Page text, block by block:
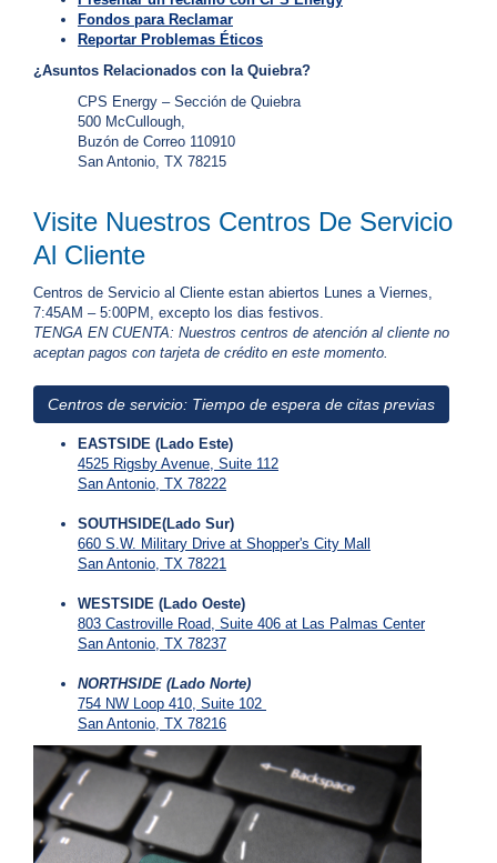
3
Fondos para Reclamar
Reportar Problemas Éticos
¿Asuntos Relacionados con la Quiebra?
CPS Energy – Sección de Quiebra
500 McCullough,
Buzón de Correo 110910
San Antonio, TX 78215
Visite Nuestros Centros De Servicio
Al Cliente
Centros de Servicio al Cliente estan abiertos Lunes a Viernes,
7:45AM – 5:00PM, excepto los dias festivos.
TENGA EN CUENTA: Nuestros centros de atención al cliente no
aceptan pagos con tarjeta de crédito en este momento.
Centros de servicio: Tiempo de espera de citas previas
EASTSIDE (Lado Este)
4525 Rigsby Avenue, Suite 112
San Antonio, TX 78222
SOUTHSIDE(Lado Sur)
660 S.W. Military Drive at Shopper's City Mall
San Antonio, TX 78221
WESTSIDE (Lado Oeste)
803 Castroville Road, Suite 406 at Las Palmas Center
San Antonio, TX 78237
NORTHSIDE (Lado Norte)
754 NW Loop 410, Suite 102
San Antonio, TX 78216